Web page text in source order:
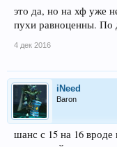
это да, но на хф уже
пухи равноценны. По
4 дек 2016
iNeed
Baron
шанс с 15 на 16